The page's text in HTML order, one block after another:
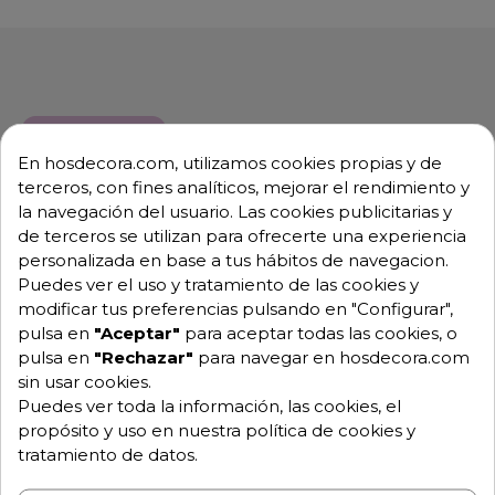
Horno de panadería RXL-424 Plus
Horno convector de primera calidad y tecnología de
última generación, preferidos por los chef
importantes para la cocina
-Dimensiones: Ancho 70 x Fondo 71 x Alto 54 cm.
-Medidas Interiores: 56 x 41.5 x 34.5 cm.
-Distancia entre parrillas: 80 mm.
-Temperatura Max.: 250ºC.
En hosdecora.com, utilizamos cookies propias y de
terceros, con fines analíticos, mejorar el rendimiento y
la navegación del usuario. Las cookies publicitarias y
de terceros se utilizan para ofrecerte una experiencia
personalizada en base a tus hábitos de navegacion.
Puedes ver el uso y tratamiento de las cookies y
modificar tus preferencias pulsando en "Configurar",
pulsa en "Aceptar" para aceptar todas las cookies, o
pulsa en "Rechazar" para navegar en hosdecora.com
sin usar cookies.
Puedes ver toda la información, las cookies, el
propósito y uso en nuestra política de cookies y
tratamiento de datos.